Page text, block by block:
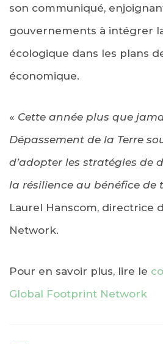
son communiqué,
gouvernements à intégrer
écologique dans les plans
économique.
« Cette année plus que
Dépassement de la Terre
d’adopter les stratégies de
la résilience au bénéfice de
Laurel Hanscom, directrice
Network.
Pour en savoir plus, lire le
Global Footprint Network